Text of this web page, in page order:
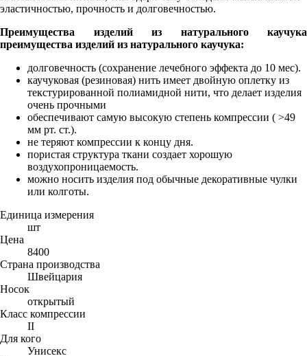
эластичностью, прочность и долговечностью.
Преимущества изделий из натурального каучука
преимущества изделий из натурального каучука:
долговечность (сохранение лечебного эффекта до 10 мес).
каучуковая (резиновая) нить имеет двойную оплетку из
текстурированной полиамидной нити, что делает изделия
очень прочными
обеспечивают самую высокую степень компрессии ( >49
мм рт. ст.).
не теряют компрессии к концу дня.
пористая структура ткани создает хорошую
воздухопроницаемость.
можно носить изделия под обычные декоративные чулки
или колготы.
Единица измерения
шт
Цена
8400
Страна производства
Швейцария
Носок
открытый
Класс компрессии
II
Для кого
Унисекс